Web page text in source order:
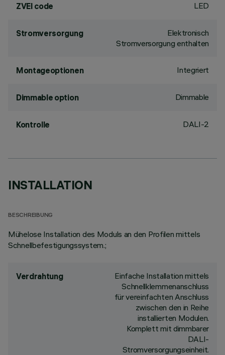
ZVEI code LED
Stromversorgung
Elektronisch
Stromversorgung enthalten
Montageoptionen Integriert
Dimmable option Dimmable
Kontrolle DALI-2
INSTALLATION
BESCHREIBUNG
Mühelose Installation des Moduls an den Profilen mittels
Schnellbefestigungssystem.;
Verdrahtung
Einfache Installation mittels
Schnellklemmenanschluss
für vereinfachten Anschluss
zwischen den in Reihe
installierten Modulen.
Komplett mit dimmbarer
DALI-
Stromversorgungseinheit.